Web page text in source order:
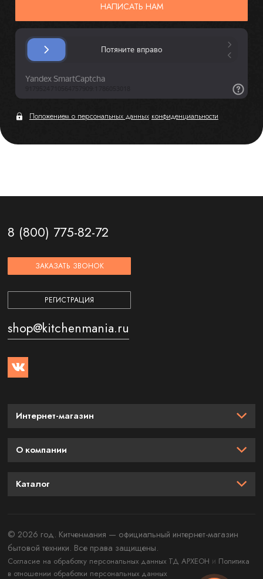
НАПИСАТЬ НАМ
Положением о персональных данных конфиденциальности
8 (800) 775-82-72
ЗАКАЗАТЬ ЗВОНОК
РЕГИСТРАЦИЯ
shop@kitchenmania.ru
Интернет-магазин
О компании
Каталог
© 2026 год. Китченмания — официальный интернет-магазин
бытовой техники. Все права защищены.
Согласие на обработку персональных данных ТД АРХЕОН и Политика
в отношении обработки персональных данных